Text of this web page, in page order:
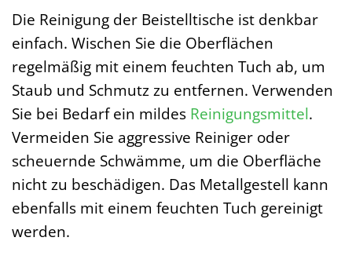
Die Reinigung der Beistelltische ist denkbar
einfach. Wischen Sie die Oberflächen
regelmäßig mit einem feuchten Tuch ab, um
Staub und Schmutz zu entfernen. Verwenden
Sie bei Bedarf ein mildes Reinigungsmittel.
Vermeiden Sie aggressive Reiniger oder
scheuernde Schwämme, um die Oberfläche
nicht zu beschädigen. Das Metallgestell kann
ebenfalls mit einem feuchten Tuch gereinigt
werden.